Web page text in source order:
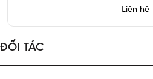
Liên hệ
ĐỐI TÁC